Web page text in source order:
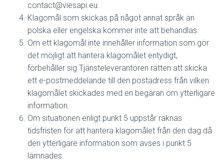
contact@viesapi.eu.
Klagomål som skickas på något annat språk än
polska eller engelska kommer inte att behandlas.
Om ett klagomål inte innehåller information som gör
det möjligt att hantera klagomålet entydigt,
förbehåller sig Tjänsteleverantören rätten att skicka
ett e-postmeddelande till den postadress från vilken
klagomålet skickades med en begäran om ytterligare
information.
Om situationen enligt punkt 5 uppstår räknas
tidsfristen för att hantera klagomålet från den dag då
den ytterligare information som avses i punkt 5
lämnades.